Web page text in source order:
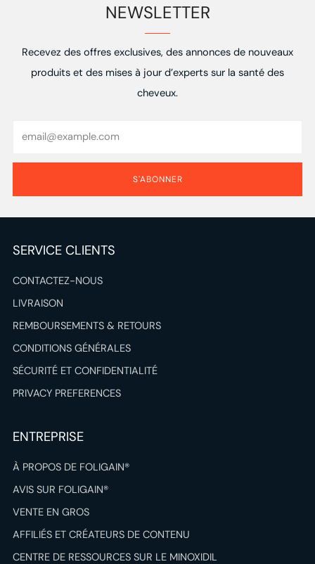
NEWSLETTER
Recevez des offres exclusives, des annonces de nouveaux
produits et des mises à jour d’experts sur la santé des
cheveux.
S'ABONNER
SERVICE CLIENTS
CONTACTEZ-NOUS
LIVRAISON
REMBOURSEMENTS & RETOURS
CONDITIONS GÉNÉRALES
SÉCURITÉ ET CONFIDENTIALITÉ
PRIVACY PREFERENCES
ENTREPRISE
À PROPOS DE FOLIGAIN®
AVIS SUR FOLIGAIN®
VENTE EN GROS
AFFILIÉS ET CRÉATEURS DE CONTENU
CENTRE DE RESSOURCES SUR LE MINOXIDIL